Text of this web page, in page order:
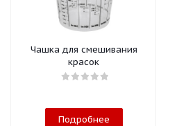
Чашка для смешивания
красок
Подробнее